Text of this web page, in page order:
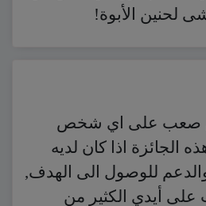
لحنين الأبوة!
من صعب على اي شخص
الجائزة اذا كان لديه
والدعم للوصول الى الهدف,
على أيدي الكثير من